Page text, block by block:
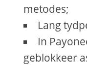
metodes;
Lang
In
geblokkeer